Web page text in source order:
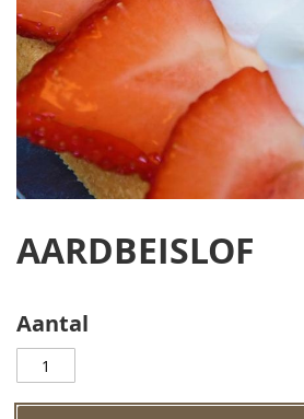
het
de
gallerij
AARDBEISLOF
Aantal